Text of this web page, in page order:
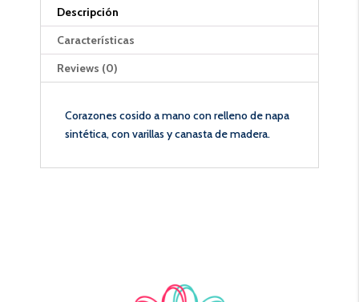
Descripción
Características
Reviews (0)
Corazones cosido a mano con relleno de napa
sintética, con varillas y canasta de madera.